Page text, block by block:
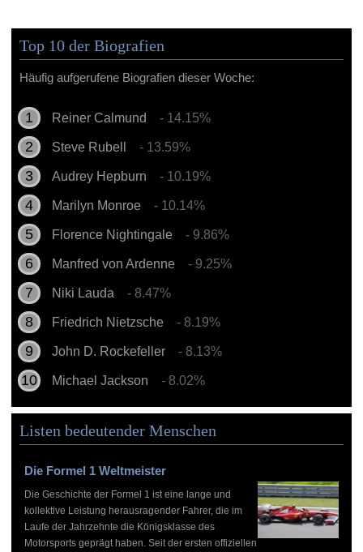
Top 10 der Biografien
Häufig aufgerufene Biografien dieser Woche:
Reiner Calmund - 14.15%
Steve Rubell - 13.59%
Audrey Hepburn - 10.19%
Marilyn Monroe - 10.14%
Florence Nightingale - 9.86%
Manfred von Ardenne - 9.25%
Niki Lauda - 8.47%
Friedrich Nietzsche - 8.19%
John D. Rockefeller - 8.13%
Michael Jackson - 8.02%
Listen bedeutender Menschen
Die Formel 1 Weltmeister
Die Geschichte der Formel 1 ist eine lange und
kollektive Leistung herausragender Fahrer, die im
Laufe der Jahrzehnte die Königsklasse des
Motorsports geprägt haben. Seit der ersten offiziellen